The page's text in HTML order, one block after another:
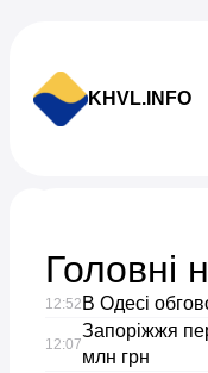
KHVL.INFO
Головні
12:52 В Одесі
12:07
Запоріжжя
млн грн